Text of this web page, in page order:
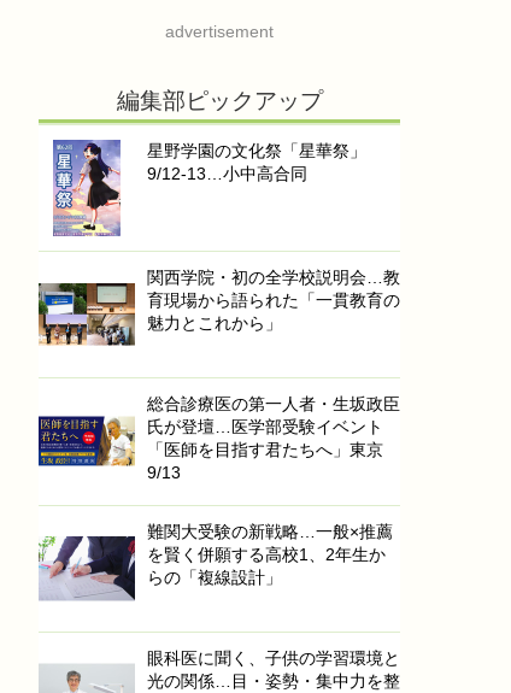
advertisement
編集部ピックアップ
星野学園の文化祭「星華祭」
9/12-13…小中高合同
関西学院・初の全学校説明会…教
育現場から語られた「一貫教育の
魅力とこれから」
総合診療医の第一人者・生坂政臣
氏が登壇…医学部受験イベント
「医師を目指す君たちへ」東京
9/13
難関大受験の新戦略…一般×推薦
を賢く併願する高校1、2年生か
らの「複線設計」
眼科医に聞く、子供の学習環境と
光の関係…目・姿勢・集中力を整